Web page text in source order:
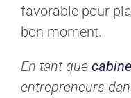
favorable pour
bon moment.
En tant que
entrepreneurs